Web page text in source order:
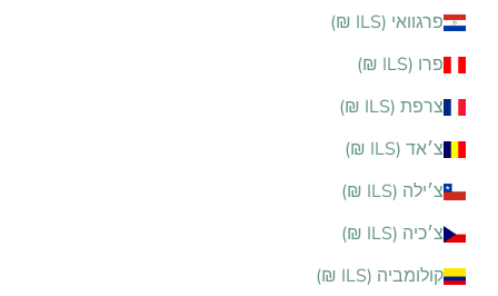
פרגוואי (ILS ₪)
פרו (ILS ₪)
צרפת (ILS ₪)
צ׳אד (ILS ₪)
צ׳ילה (ILS ₪)
צ׳כיה (ILS ₪)
קולומביה (ILS ₪)